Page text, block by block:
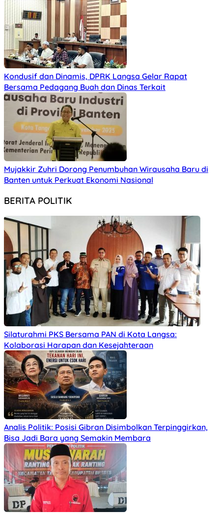
Kondusif dan Dinamis, DPRK Langsa Gelar Rapat
Bersama Pedagang Buah dan Dinas Terkait
Mujakkir Zuhri Dorong Penumbuhan Wirausaha Baru di
Banten untuk Perkuat Ekonomi Nasional
BERITA POLITIK
Silaturahmi PKS Bersama PAN di Kota Langsa:
Kolaborasi Harapan dan Kesejahteraan
Analis Politik: Posisi Gibran Disimbolkan Terpinggirkan,
Bisa Jadi Bara yang Semakin Membara